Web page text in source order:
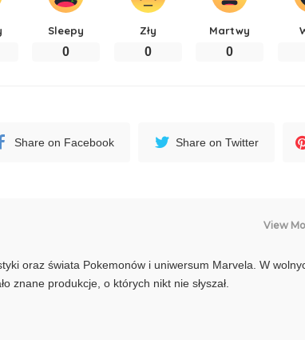
Sleepy
0
Zły
0
Martwy
0
Share on Facebook Share on Twitter
View
oraz świata Pokemonów i uniwersum Marvela. W
znane produkcje, o których nikt nie słyszał.